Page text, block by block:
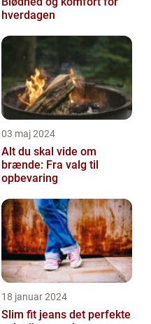
hverdagen
03 maj 2024
Alt du skal vide om
brænde: Fra valg til
opbevaring
18 januar 2024
Slim fit jeans det perfekte